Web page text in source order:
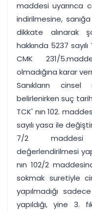
maddesi uyarınca
indirilmesine,
dikkate alınarak
hakkında 5237
CMK 231/
olmadığına karar
Sanıkların cinsel
belirlenirken suç
TCK' nın 102.
sayılı yasa ile
7/2 maddesi
değerlendirilmesi
nın 102/2
sokmak suretiyle
yapılmadığı
yapıldığı, yine 3.